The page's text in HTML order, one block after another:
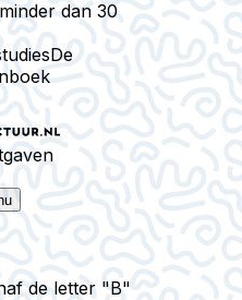
dan 30
De
de letter "B"